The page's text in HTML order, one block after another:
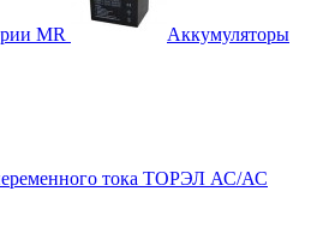
MR
Аккумуляторы
тока ТОРЭЛ АС/АС